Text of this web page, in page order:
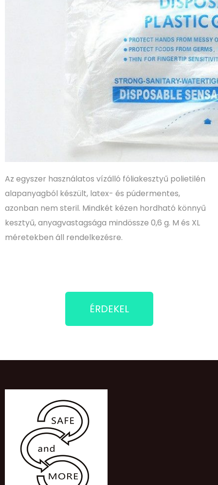
Az egyszer használatos vízálló fóliakesztyű polietilén
alapanyagból készült, latex- és púdermentes,
azonban nem steril. Mindkét kézen hordható könnyű
kesztyű, anyagvastagsága mindössze 0,6 g. M és XL
méretekben áll rendelkezésre.
ÉRDEKEL